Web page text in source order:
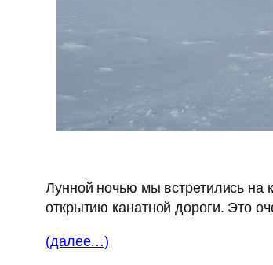
Лунной ночью мы встретились
открытию канатной дороги. Это
(далее…)